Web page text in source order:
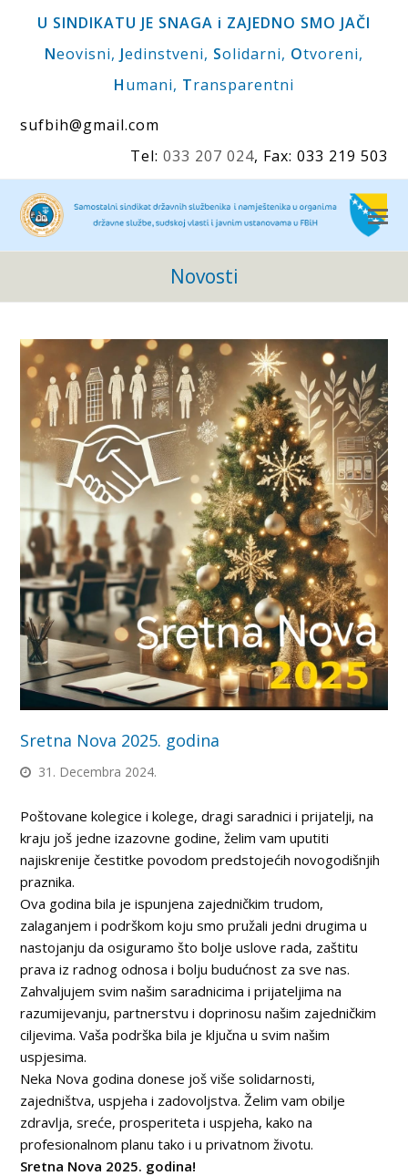
U SINDIKATU JE SNAGA i ZAJEDNO SMO JAČI
Neovisni, Jedinstveni, Solidarni, Otvoreni,
Humani, Transparentni
sufbih@gmail.com
Tel: 033 207 024, Fax: 033 219 503
Novosti
Sretna Nova 2025. godina
31. Decembra 2024.
Poštovane kolegice i kolege, dragi saradnici i prijatelji, na
kraju još jedne izazovne godine, želim vam uputiti
najiskrenije čestitke povodom predstojećih novogodišnjih
praznika.
Ova godina bila je ispunjena zajedničkim trudom,
zalaganjem i podrškom koju smo pružali jedni drugima u
nastojanju da osiguramo što bolje uslove rada, zaštitu
prava iz radnog odnosa i bolju budućnost za sve nas.
Zahvaljujem svim našim saradnicima i prijateljima na
razumijevanju, partnerstvu i doprinosu našim zajedničkim
ciljevima. Vaša podrška bila je ključna u svim našim
uspjesima.
Neka Nova godina donese još više solidarnosti,
zajedništva, uspjeha i zadovoljstva. Želim vam obilje
zdravlja, sreće, prosperiteta i uspjeha, kako na
profesionalnom planu tako i u privatnom životu.
Sretna Nova 2025. godina!